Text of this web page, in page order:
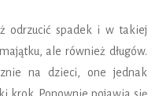
odrzucić spadek i w takiej
ale również długów.
na dzieci, one jednak